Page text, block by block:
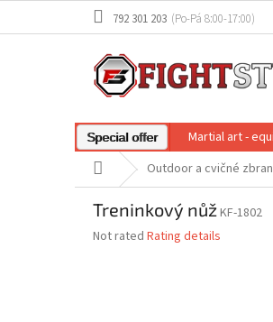
792 301 203
Special offer Martial art -
Home Outdoor a cvičné
Treninkový nůžKF-1802
The
Not rated Rating details